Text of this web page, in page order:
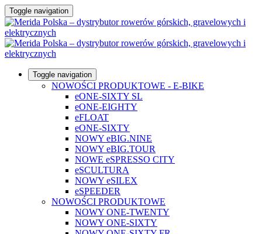
Toggle navigation
Toggle navigation
NOWOŚCI PRODUKTOWE - E-BIKE
eONE-SIXTY SL
eONE-EIGHTY
eFLOAT
eONE-SIXTY
NOWY eBIG.NINE
NOWY eBIG.TOUR
NOWE eSPRESSO CITY
eSCULTURA
NOWY eSILEX
eSPEEDER
NOWOŚCI PRODUKTOWE
NOWY ONE-TWENTY
NOWY ONE-SIXTY